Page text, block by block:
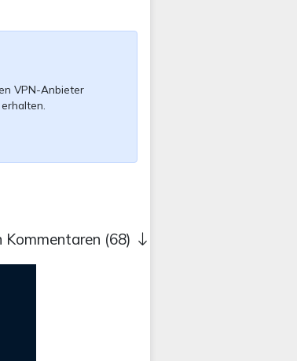
VPN-Anbieter
Kommentaren (68)